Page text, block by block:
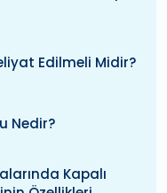
Edilmeli Midir?
Nedir?
Kapalı